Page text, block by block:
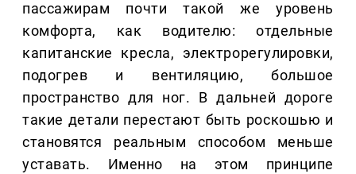
пассажирам почти такой же уровень
комфорта, как водителю: отдельные
капитанские кресла, электрорегулировки,
подогрев и вентиляцию, большое
пространство для ног. В дальней дороге
такие детали перестают быть роскошью и
становятся реальным способом меньше
уставать. Именно на этом принципе